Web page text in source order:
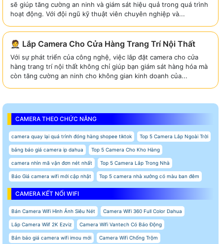
sẽ giúp tăng cường an ninh và giám sát hiệu quả trong quá trình
hoạt động. Với đội ngũ kỹ thuật viên chuyên nghiệp và...
🤵 Lắp Camera Cho Cửa Hàng Trang Trí Nội Thất
Với sự phát triển của công nghệ, việc lắp đặt camera cho cửa
hàng trang trí nội thất không chỉ giúp bạn giám sát hàng hóa mà
còn tăng cường an ninh cho không gian kinh doanh của...
CAMERA THEO CHỨC NĂNG
camera quay lại quá trình đóng hàng shopee tiktok Top 5 Camera Lắp Ngoài Trời
bảng báo giá camera ip dahua Top 5 Camera Cho Kho Hàng
camera nhìn mã vận đơn nét nhất Top 5 Camera Lắp Trong Nhà
Báo Giá camera wifi mới cập nhật Top 5 camera nhà xưởng có màu ban đêm
CAMERA KẾT NỐI WIFI
Bán Camera Wifi Hình Ảnh Siêu Nét Camera Wifi 360 Full Color Dahua
Lắp Camera Wiif 2K Ezviz Camera Wifi Vantech Có Báo Động
Bản báo giá camera wifi imou mới Camera Wifi Chống Trộm